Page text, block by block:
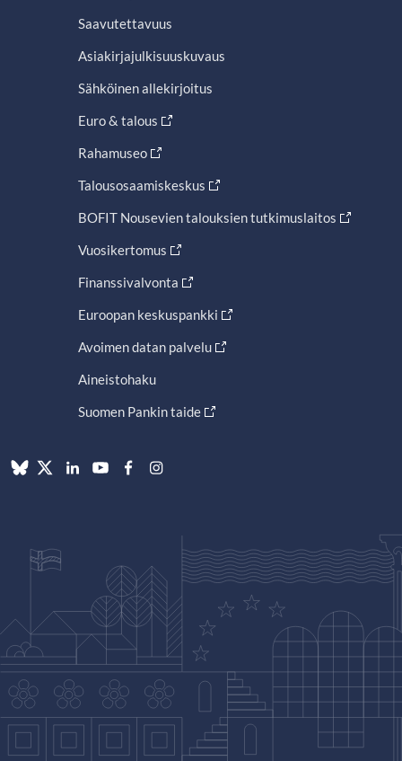
Saavutettavuus
Asiakirjajulkisuuskuvaus
Sähköinen allekirjoitus
Euro & talous
Rahamuseo
Talousosaamiskeskus
BOFIT Nousevien talouksien tutkimuslaitos
Vuosikertomus
Finanssivalvonta
Euroopan keskuspankki
Avoimen datan palvelu
Aineistohaku
Suomen Pankin taide